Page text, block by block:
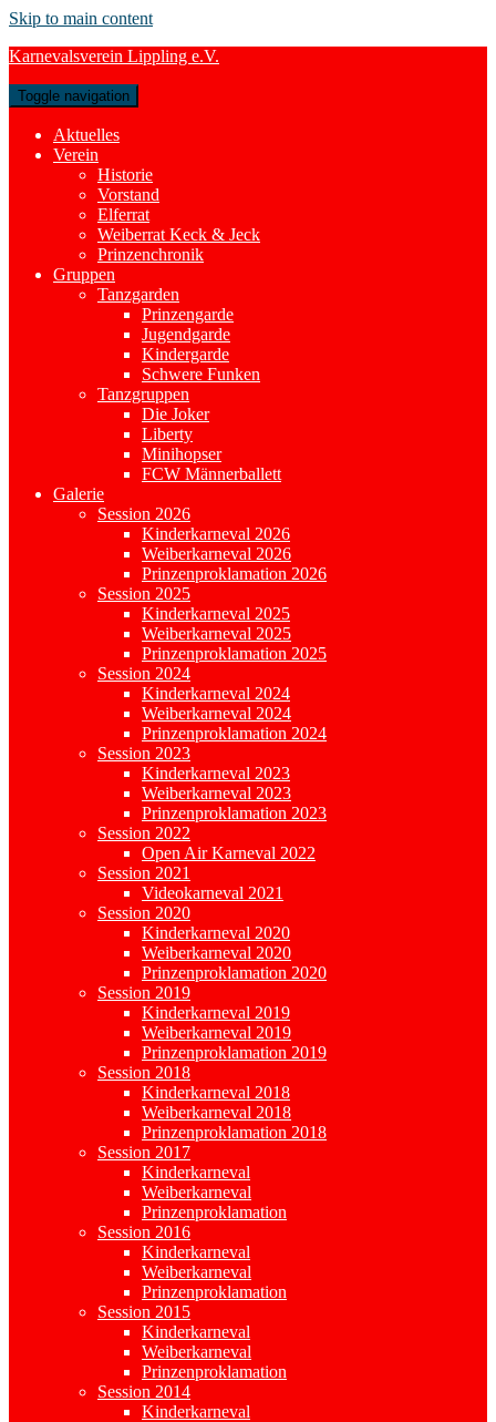
Skip to main content
Karnevalsverein Lippling e.V.
Toggle navigation
Aktuelles
Verein
Historie
Vorstand
Elferrat
Weiberrat Keck & Jeck
Prinzenchronik
Gruppen
Tanzgarden
Prinzengarde
Jugendgarde
Kindergarde
Schwere Funken
Tanzgruppen
Die Joker
Liberty
Minihopser
FCW Männerballett
Galerie
Session 2026
Kinderkarneval 2026
Weiberkarneval 2026
Prinzenproklamation 2026
Session 2025
Kinderkarneval 2025
Weiberkarneval 2025
Prinzenproklamation 2025
Session 2024
Kinderkarneval 2024
Weiberkarneval 2024
Prinzenproklamation 2024
Session 2023
Kinderkarneval 2023
Weiberkarneval 2023
Prinzenproklamation 2023
Session 2022
Open Air Karneval 2022
Session 2021
Videokarneval 2021
Session 2020
Kinderkarneval 2020
Weiberkarneval 2020
Prinzenproklamation 2020
Session 2019
Kinderkarneval 2019
Weiberkarneval 2019
Prinzenproklamation 2019
Session 2018
Kinderkarneval 2018
Weiberkarneval 2018
Prinzenproklamation 2018
Session 2017
Kinderkarneval
Weiberkarneval
Prinzenproklamation
Session 2016
Kinderkarneval
Weiberkarneval
Prinzenproklamation
Session 2015
Kinderkarneval
Weiberkarneval
Prinzenproklamation
Session 2014
Kinderkarneval